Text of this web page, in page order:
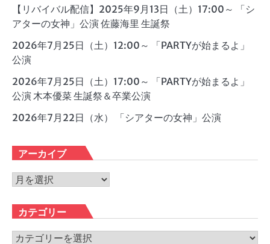
【リバイバル配信】2025年9月13日（土）17:00～ 「シ
アターの女神」公演 佐藤海里 生誕祭
2026年7月25日（土）12:00～ 「PARTYが始まるよ」
公演
2026年7月25日（土）17:00～ 「PARTYが始まるよ」
公演 木本優菜 生誕祭＆卒業公演
2026年7月22日（水） 「シアターの女神」公演
アーカイブ
ア
カ
イ
ブ
カテゴリー
カ